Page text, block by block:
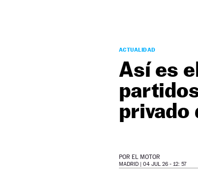
ACTUALIDAD
Así es
privado
POR EL MOTOR
MADRID | 04 JUL 26 - 12: 57